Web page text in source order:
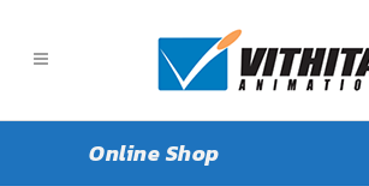
Online Shop